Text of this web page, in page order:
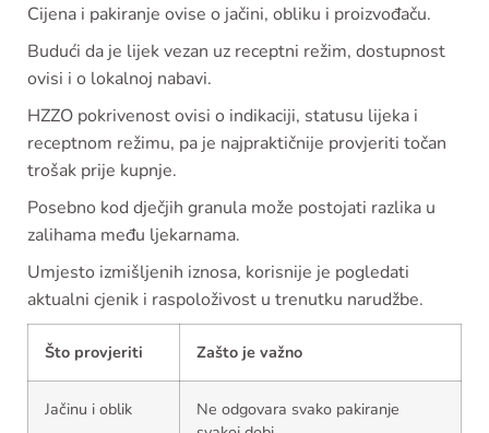
Cijena i pakiranje ovise o jačini, obliku i proizvođaču.
Budući da je lijek vezan uz receptni režim, dostupnost
ovisi i o lokalnoj nabavi.
HZZO pokrivenost ovisi o indikaciji, statusu lijeka i
receptnom režimu, pa je najpraktičnije provjeriti točan
trošak prije kupnje.
Posebno kod dječjih granula može postojati razlika u
zalihama među ljekarnama.
Umjesto izmišljenih iznosa, korisnije je pogledati
aktualni cjenik i raspoloživost u trenutku narudžbe.
Što provjeriti Zašto je važno
Jačinu i oblik
Ne odgovara svako pakiranje